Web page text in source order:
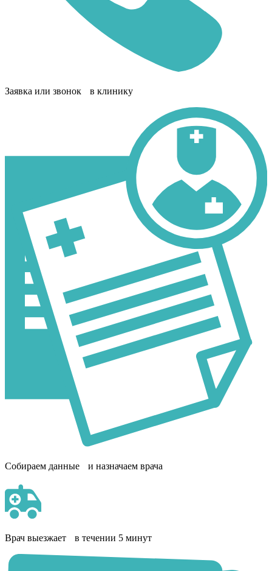
Заявка или звонок в клинику
Собираем данные и назначаем врача
Врач выезжает в течении 5 минут